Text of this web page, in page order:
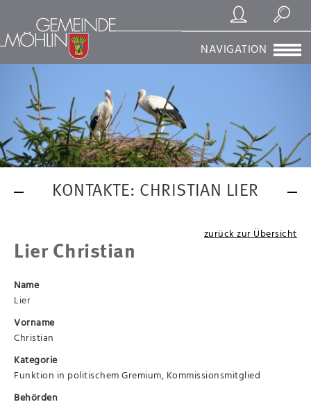
Registrierung/Login
Suchen
NAVIGATION
KONTAKTE: CHRISTIAN LIER
zurück zur Übersicht
Lier Christian
Name
Lier
Vorname
Christian
Kategorie
Funktion in politischem Gremium, Kommissionsmitglied
Behörden